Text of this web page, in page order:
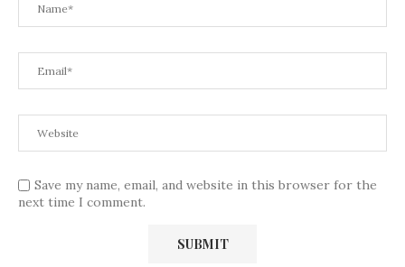
Save my name, email, and website in this browser for the
next time I comment.